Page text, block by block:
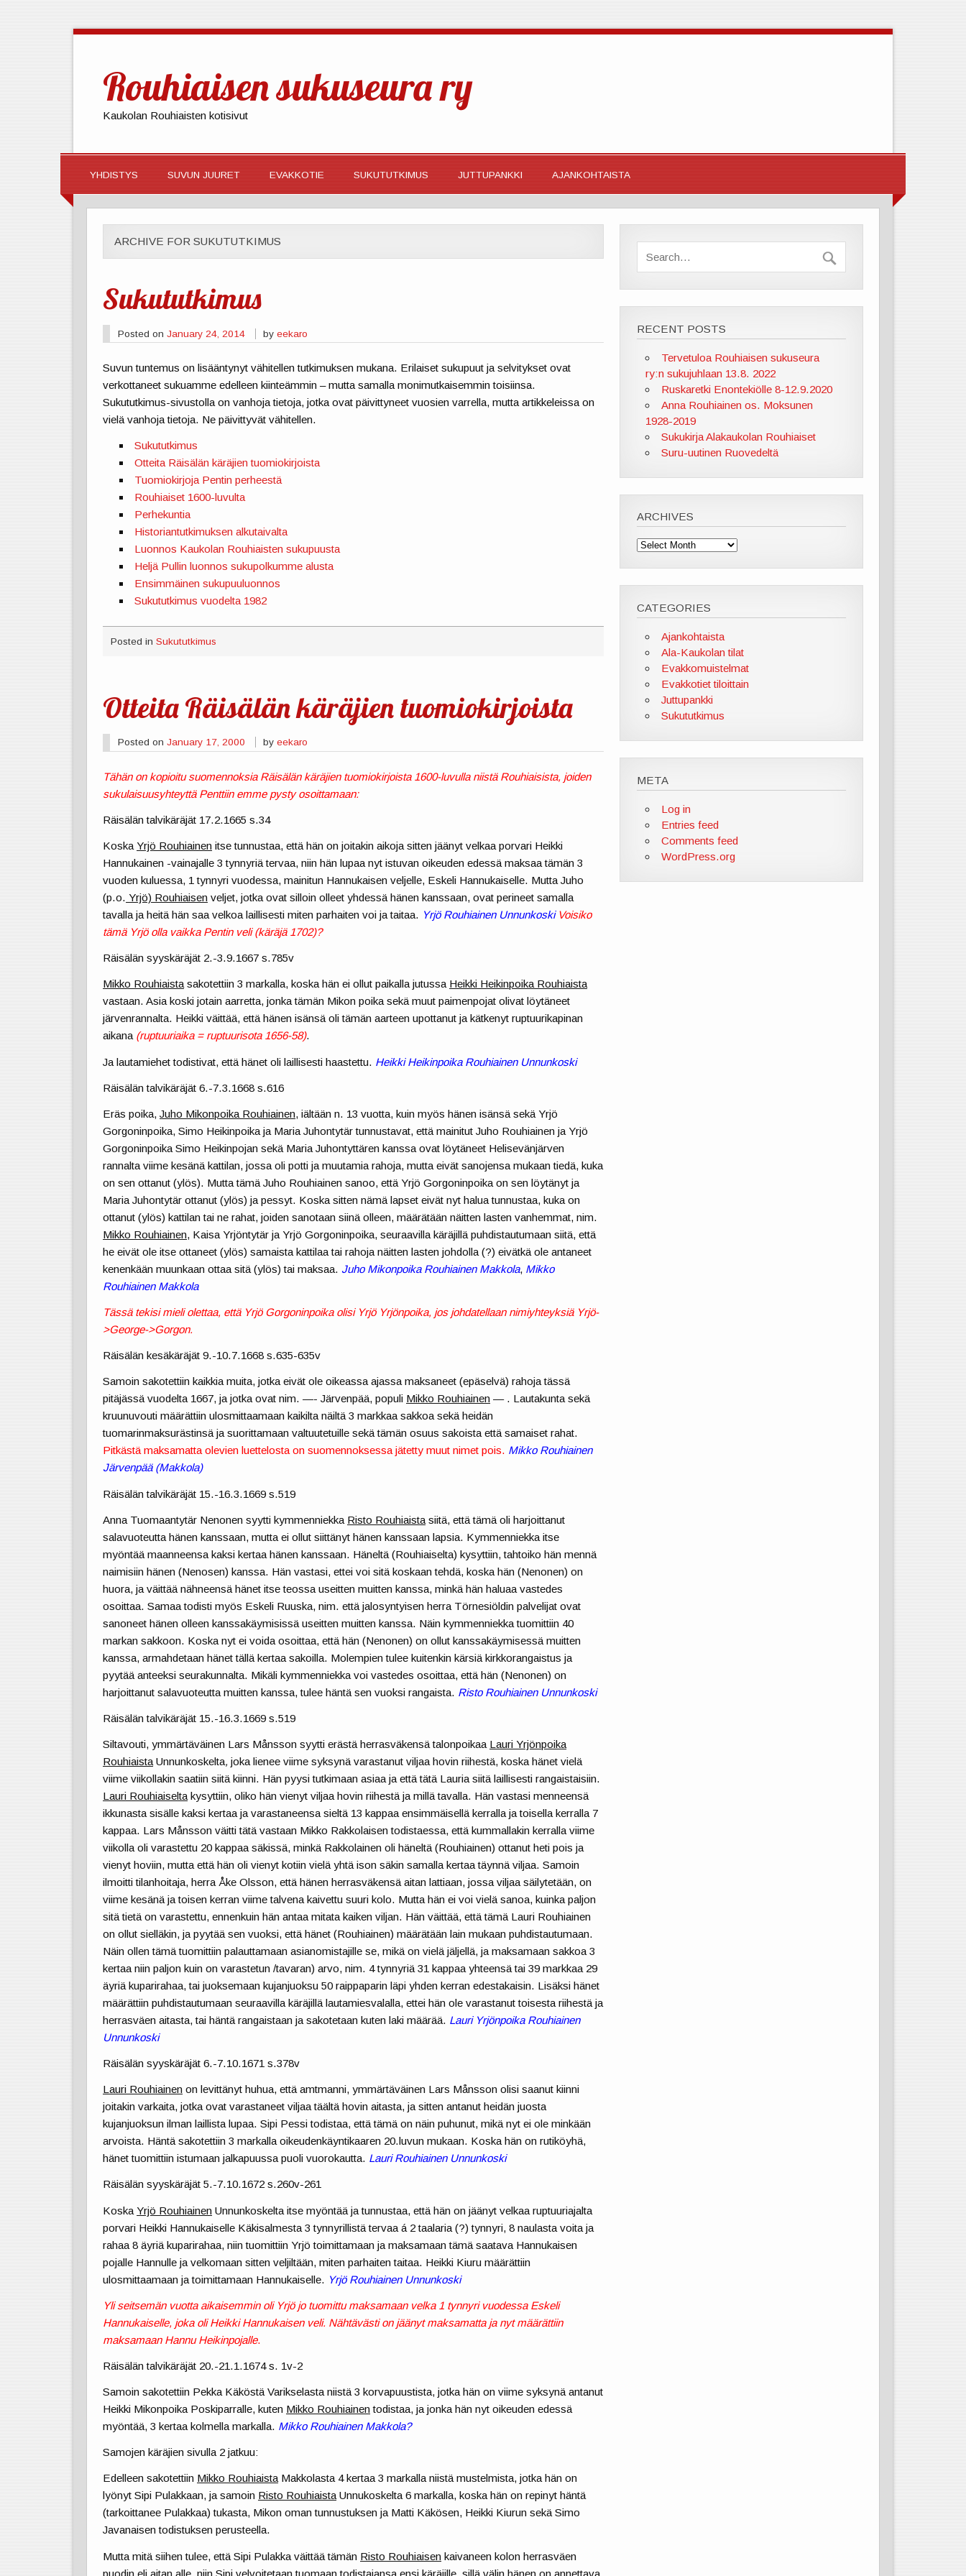
Rouhiaisen sukuseura ry
Kaukolan Rouhiaisten kotisivut
YHDISTYS SUVUN JUURET EVAKKOTIE SUKUTUTKIMUS JUTTUPANKKI AJANKOHTAISTA
ARCHIVE FOR SUKUTUTKIMUS
Sukututkimus
Posted on January 24, 2014 byeekaro
Suvun tuntemus on lisääntynyt vähitellen tutkimuksen mukana. Erilaiset sukupuut ja selvitykset ovat
verkottaneet sukuamme edelleen kiinteämmin – mutta samalla monimutkaisemmin toisiinsa.
Sukututkimus-sivustolla on vanhoja tietoja, jotka ovat päivittyneet vuosien varrella, mutta artikkeleissa on
vielä vanhoja tietoja. Ne päivittyvät vähitellen.
Sukututkimus
Otteita Räisälän käräjien tuomiokirjoista
Tuomiokirjoja Pentin perheestä
Rouhiaiset 1600-luvulta
Perhekuntia
Historiantutkimuksen alkutaivalta
Luonnos Kaukolan Rouhiaisten sukupuusta
Heljä Pullin luonnos sukupolkumme alusta
Ensimmäinen sukupuuluonnos
Sukututkimus vuodelta 1982
Posted in Sukututkimus
Otteita Räisälän käräjien tuomiokirjoista
Posted on January 17, 2000 byeekaro
Tähän on kopioitu suomennoksia Räisälän käräjien tuomiokirjoista 1600-luvulla niistä Rouhiaisista, joiden
sukulaisuusyhteyttä Penttiin emme pysty osoittamaan:
Räisälän talvikäräjät 17.2.1665 s.34
Koska Yrjö Rouhiainen itse tunnustaa, että hän on joitakin aikoja sitten jäänyt velkaa porvari Heikki
Hannukainen -vainajalle 3 tynnyriä tervaa, niin hän lupaa nyt istuvan oikeuden edessä maksaa tämän 3
vuoden kuluessa, 1 tynnyri vuodessa, mainitun Hannukaisen veljelle, Eskeli Hannukaiselle. Mutta Juho
(p.o. Yrjö) Rouhiaisen veljet, jotka ovat silloin olleet yhdessä hänen kanssaan, ovat perineet samalla
tavalla ja heitä hän saa velkoa laillisesti miten parhaiten voi ja taitaa. Yrjö Rouhiainen Unnunkoski Voisiko
tämä Yrjö olla vaikka Pentin veli (käräjä 1702)?
Räisälän syyskäräjät 2.-3.9.1667 s.785v
Mikko Rouhiaistasakotettiin 3 markalla, koska hän ei ollut paikalla jutussa Heikki Heikinpoika Rouhiaista
vastaan. Asia koski jotain aarretta, jonka tämän Mikon poika sekä muut paimenpojat olivat löytäneet
järvenrannalta. Heikki väittää, että hänen isänsä oli tämän aarteen upottanut ja kätkenyt ruptuurikapinan
aikana (ruptuuriaika = ruptuurisota 1656-58).
Ja lautamiehet todistivat, että hänet oli laillisesti haastettu. Heikki Heikinpoika Rouhiainen Unnunkoski
Räisälän talvikäräjät 6.-7.3.1668 s.616
Eräs poika,Juho Mikonpoika Rouhiainen, iältään n. 13 vuotta, kuin myös hänen isänsä sekä Yrjö
Gorgoninpoika, Simo Heikinpoika ja Maria Juhontytär tunnustavat, että mainitut Juho Rouhiainen ja Yrjö
Gorgoninpoika Simo Heikinpojan sekä Maria Juhontyttären kanssa ovat löytäneet Helisevänjärven
rannalta viime kesänä kattilan, jossa oli potti ja muutamia rahoja, mutta eivät sanojensa mukaan tiedä, kuka
on sen ottanut (ylös). Mutta tämä Juho Rouhiainen sanoo, että Yrjö Gorgoninpoika on sen löytänyt ja
Maria Juhontytär ottanut (ylös) ja pessyt. Koska sitten nämä lapset eivät nyt halua tunnustaa, kuka on
ottanut (ylös) kattilan tai ne rahat, joiden sanotaan siinä olleen, määrätään näitten lasten vanhemmat, nim.
Mikko Rouhiainen, Kaisa Yrjöntytär ja Yrjö Gorgoninpoika, seuraavilla käräjillä puhdistautumaan siitä, että
he eivät ole itse ottaneet (ylös) samaista kattilaa tai rahoja näitten lasten johdolla (?) eivätkä ole antaneet
kenenkään muunkaan ottaa sitä (ylös) tai maksaa. Juho Mikonpoika Rouhiainen Makkola, Mikko
Rouhiainen Makkola
Tässä tekisi mieli olettaa, että Yrjö Gorgoninpoika olisi Yrjö Yrjönpoika, jos johdatellaan nimiyhteyksiä Yrjö-
>George->Gorgon.
Räisälän kesäkäräjät 9.-10.7.1668 s.635-635v
Samoin sakotettiin kaikkia muita, jotka eivät ole oikeassa ajassa maksaneet (epäselvä) rahoja tässä
pitäjässä vuodelta 1667, ja jotka ovat nim. —- Järvenpää, populi Mikko Rouhiainen — . Lautakunta sekä
kruunuvouti määrättiin ulosmittaamaan kaikilta näiltä 3 markkaa sakkoa sekä heidän
tuomarinmaksurästinsä ja suorittamaan valtuutetuille sekä tämän osuus sakoista että samaiset rahat.
Pitkästä maksamatta olevien luettelosta on suomennoksessa jätetty muut nimet pois. Mikko Rouhiainen
Järvenpää (Makkola)
Räisälän talvikäräjät 15.-16.3.1669 s.519
Anna Tuomaantytär Nenonen syytti kymmenniekka Risto Rouhiaista siitä, että tämä oli harjoittanut
salavuoteutta hänen kanssaan, mutta ei ollut siittänyt hänen kanssaan lapsia. Kymmenniekka itse
myöntää maanneensa kaksi kertaa hänen kanssaan. Häneltä (Rouhiaiselta) kysyttiin, tahtoiko hän mennä
naimisiin hänen (Nenosen) kanssa. Hän vastasi, ettei voi sitä koskaan tehdä, koska hän (Nenonen) on
huora, ja väittää nähneensä hänet itse teossa useitten muitten kanssa, minkä hän haluaa vastedes
osoittaa. Samaa todisti myös Eskeli Ruuska, nim. että jalosyntyisen herra Törnesiöldin palvelijat ovat
sanoneet hänen olleen kanssakäymisissä useitten muitten kanssa. Näin kymmenniekka tuomittiin 40
markan sakkoon. Koska nyt ei voida osoittaa, että hän (Nenonen) on ollut kanssakäymisessä muitten
kanssa, armahdetaan hänet tällä kertaa sakoilla. Molempien tulee kuitenkin kärsiä kirkkorangaistus ja
pyytää anteeksi seurakunnalta. Mikäli kymmenniekka voi vastedes osoittaa, että hän (Nenonen) on
harjoittanut salavuoteutta muitten kanssa, tulee häntä sen vuoksi rangaista. Risto Rouhiainen Unnunkoski
Räisälän talvikäräjät 15.-16.3.1669 s.519
Siltavouti, ymmärtäväinen Lars Månsson syytti erästä herrasväkensä talonpoikaa Lauri Yrjönpoika
Rouhiaista Unnunkoskelta, joka lienee viime syksynä varastanut viljaa hovin riihestä, koska hänet vielä
viime viikollakin saatiin siitä kiinni. Hän pyysi tutkimaan asiaa ja että tätä Lauria siitä laillisesti rangaistaisiin.
Lauri Rouhiaiselta kysyttiin, oliko hän vienyt viljaa hovin riihestä ja millä tavalla. Hän vastasi menneensä
ikkunasta sisälle kaksi kertaa ja varastaneensa sieltä 13 kappaa ensimmäisellä kerralla ja toisella kerralla 7
kappaa. Lars Månsson väitti tätä vastaan Mikko Rakkolaisen todistaessa, että kummallakin kerralla viime
viikolla oli varastettu 20 kappaa säkissä, minkä Rakkolainen oli häneltä (Rouhiainen) ottanut heti pois ja
vienyt hoviin, mutta että hän oli vienyt kotiin vielä yhtä ison säkin samalla kertaa täynnä viljaa. Samoin
ilmoitti tilanhoitaja, herra Åke Olsson, että hänen herrasväkensä aitan lattiaan, jossa viljaa säilytetään, on
viime kesänä ja toisen kerran viime talvena kaivettu suuri kolo. Mutta hän ei voi vielä sanoa, kuinka paljon
sitä tietä on varastettu, ennenkuin hän antaa mitata kaiken viljan. Hän väittää, että tämä Lauri Rouhiainen
on ollut sielläkin, ja pyytää sen vuoksi, että hänet (Rouhiainen) määrätään lain mukaan puhdistautumaan.
Näin ollen tämä tuomittiin palauttamaan asianomistajille se, mikä on vielä jäljellä, ja maksamaan sakkoa 3
kertaa niin paljon kuin on varastetun /tavaran) arvo, nim. 4 tynnyriä 31 kappaa yhteensä tai 39 markkaa 29
äyriä kuparirahaa, tai juoksemaan kujanjuoksu 50 raippaparin läpi yhden kerran edestakaisin. Lisäksi hänet
määrättiin puhdistautumaan seuraavilla käräjillä lautamiesvalalla, ettei hän ole varastanut toisesta riihestä ja
herrasväen aitasta, tai häntä rangaistaan ja sakotetaan kuten laki määrää. Lauri Yrjönpoika Rouhiainen
Unnunkoski
Räisälän syyskäräjät 6.-7.10.1671 s.378v
Lauri Rouhiainen on levittänyt huhua, että amtmanni, ymmärtäväinen Lars Månsson olisi saanut kiinni
joitakin varkaita, jotka ovat varastaneet viljaa täältä hovin aitasta, ja sitten antanut heidän juosta
kujanjuoksun ilman laillista lupaa. Sipi Pessi todistaa, että tämä on näin puhunut, mikä nyt ei ole minkään
arvoista. Häntä sakotettiin 3 markalla oikeudenkäyntikaaren 20.luvun mukaan. Koska hän on rutiköyhä,
hänet tuomittiin istumaan jalkapuussa puoli vuorokautta. Lauri Rouhiainen Unnunkoski
Räisälän syyskäräjät 5.-7.10.1672 s.260v-261
Koska Yrjö Rouhiainen Unnunkoskelta itse myöntää ja tunnustaa, että hän on jäänyt velkaa ruptuuriajalta
porvari Heikki Hannukaiselle Käkisalmesta 3 tynnyrillistä tervaa á 2 taalaria (?) tynnyri, 8 naulasta voita ja
rahaa 8 äyriä kuparirahaa, niin tuomittiin Yrjö toimittamaan ja maksamaan tämä saatava Hannukaisen
pojalle Hannulle ja velkomaan sitten veljiltään, miten parhaiten taitaa. Heikki Kiuru määrättiin
ulosmittaamaan ja toimittamaan Hannukaiselle. Yrjö Rouhiainen Unnunkoski
Yli seitsemän vuotta aikaisemmin oli Yrjö jo tuomittu maksamaan velka 1 tynnyri vuodessa Eskeli
Hannukaiselle, joka oli Heikki Hannukaisen veli. Nähtävästi on jäänyt maksamatta ja nyt määrättiin
maksamaan Hannu Heikinpojalle.
Räisälän talvikäräjät 20.-21.1.1674 s. 1v-2
Samoin sakotettiin Pekka Käköstä Varikselasta niistä 3 korvapuustista, jotka hän on viime syksynä antanut
Heikki Mikonpoika Poskiparralle, kuten Mikko Rouhiainentodistaa, ja jonka hän nyt oikeuden edessä
myöntää, 3 kertaa kolmella markalla. Mikko Rouhiainen Makkola?
Samojen käräjien sivulla 2 jatkuu:
Edelleen sakotettiin Mikko RouhiaistaMakkolasta 4 kertaa 3 markalla niistä mustelmista, jotka hän on
lyönyt Sipi Pulakkaan, ja samoin Risto RouhiaistaUnnukoskelta 6 markalla, koska hän on repinyt häntä
(tarkoittanee Pulakkaa) tukasta, Mikon oman tunnustuksen ja Matti Käkösen, Heikki Kiurun sekä Simo
Javanaisen todistuksen perusteella.
Mutta mitä siihen tulee, että Sipi Pulakka väittää tämän Risto Rouhiaisen kaivaneen kolon herrasväen
puodin eli aitan alle, niin Sipi velvoitetaan tuomaan todistajansa ensi käräjille, sillä välin hänen on annettava
RECENT POSTS
Tervetuloa Rouhiaisen sukuseura
ry:n sukujuhlaan 13.8. 2022
Ruskaretki Enontekiölle 8-12.9.2020
Anna Rouhiainen os. Moksunen
1928-2019
Sukukirja Alakaukolan Rouhiaiset
Suru-uutinen Ruovedeltä
ARCHIVES
Archives
CATEGORIES
Ajankohtaista
Ala-Kaukolan tilat
Evakkomuistelmat
Evakkotiet tiloittain
Juttupankki
Sukututkimus
META
Log in
Entries feed
Comments feed
WordPress.org